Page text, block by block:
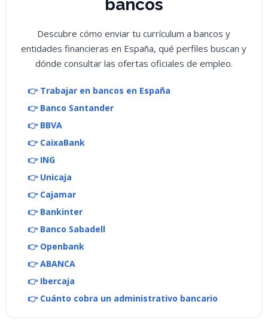
bancos
Descubre cómo enviar tu currículum a bancos y
entidades financieras en España, qué perfiles buscan y
dónde consultar las ofertas oficiales de empleo.
👉 Trabajar en bancos en España
👉 Banco Santander
👉 BBVA
👉 CaixaBank
👉 ING
👉 Unicaja
👉 Cajamar
👉 Bankinter
👉 Banco Sabadell
👉 Openbank
👉 ABANCA
👉 Ibercaja
👉 Cuánto cobra un administrativo bancario